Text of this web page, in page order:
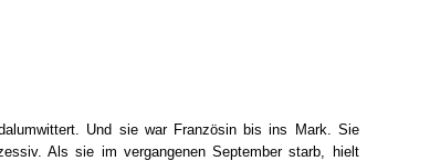
Und sie war Französin bis ins Mark. Sie
Als sie im vergangenen September starb, hielt